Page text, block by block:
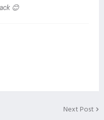
😊
Next Post